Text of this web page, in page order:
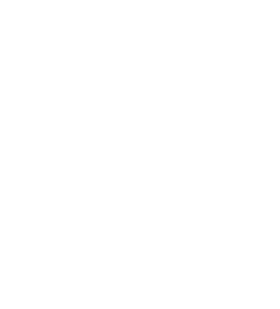
und akkurater abgelesen und gespeichert
und beseitigt somit Engpässe für Kunden
Homogene Produktdaten und
sortiert und vereinheitlicht
Produktinformationen zentral
veröffentlicht – über alle relevanten
unterstützte Standards wie Tecdoc sind Kfz-